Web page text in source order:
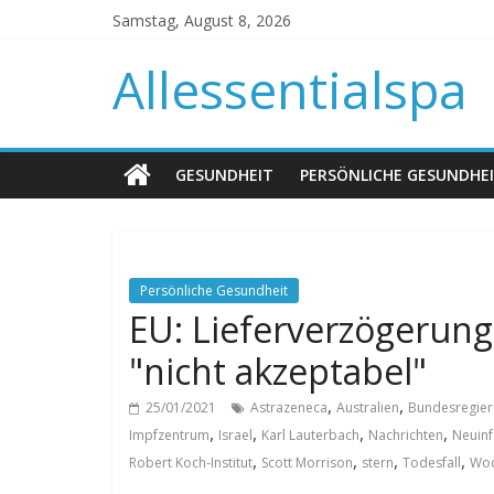
Samstag, August 8, 2026
Allessentialspa
GESUNDHEIT PERSÖNLICHE
Persönliche Gesundheit
EU:
"nicht akzeptabel"
25/01/2021 Astrazeneca, Australien,
Impfzentrum, Israel, Karl Lauterbach, Nachrichten,
Robert Koch-Institut, Scott Morrison, stern, Todesfall,